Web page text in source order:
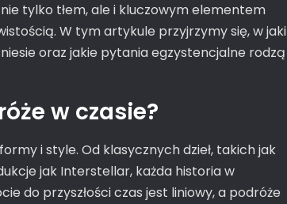
tylko tłem, ale i kluczowym elementem
W tym artykule przyjrzymy się, w jaki
oraz jakie pytania egzystencjalne rodzą
w czasie?
i style. Od klasycznych dzieł, takich jak
jak Interstellar, każda historia w
do przyszłości czas jest liniowy, a podróże